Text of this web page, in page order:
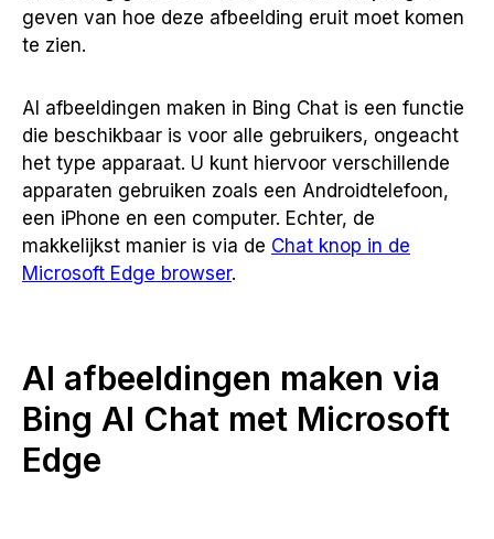
geven van hoe deze afbeelding eruit moet komen
te zien.
Al afbeeldingen maken in Bing Chat is een functie
die beschikbaar is voor alle gebruikers, ongeacht
het type apparaat. U kunt hiervoor verschillende
apparaten gebruiken zoals een Androidtelefoon,
een iPhone en een computer. Echter, de
makkelijkst manier is via de Chat knop in de
Microsoft Edge browser.
AI afbeeldingen maken via
Bing AI Chat met Microsoft
Edge